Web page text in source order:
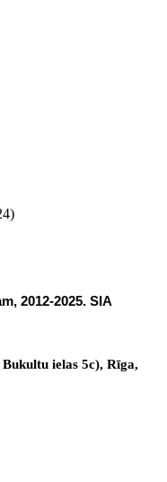
2012-2025. SIA
ielas 5c), Rīga,